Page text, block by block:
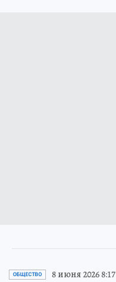
ОБЩЕСТВО 8 июня 2026 8:17